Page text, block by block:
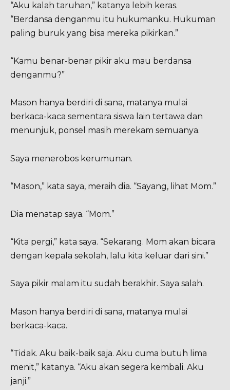
“Aku kalah taruhan,” katanya lebih keras.
“Berdansa denganmu itu hukumanku. Hukuman
paling buruk yang bisa mereka pikirkan.”
“Kamu benar-benar pikir aku mau berdansa
denganmu?”
Mason hanya berdiri di sana, matanya mulai
berkaca-kaca sementara siswa lain tertawa dan
menunjuk, ponsel masih merekam semuanya.
Saya menerobos kerumunan.
“Mason,” kata saya, meraih dia. “Sayang, lihat Mom.”
Dia menatap saya. “Mom.”
“Kita pergi,” kata saya. “Sekarang. Mom akan bicara
dengan kepala sekolah, lalu kita keluar dari sini.”
Saya pikir malam itu sudah berakhir. Saya salah.
Mason hanya berdiri di sana, matanya mulai
berkaca-kaca.
“Tidak. Aku baik-baik saja. Aku cuma butuh lima
menit,” katanya. “Aku akan segera kembali. Aku
janji.”